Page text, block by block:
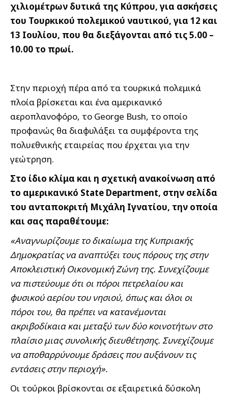
χιλιομέτρων δυτικά της Κύπρου, για ασκήσεις
του Τουρκικού πολεμικού ναυτικού, για 12 και
13 Ιουλίου, που θα διεξάγονται από τις 5.00 –
10.00 το πρωί.
Στην περιοχή πέρα από τα τουρκικά πολεμικά
πλοία βρίσκεται και ένα αμερικανικό
αεροπλανοφόρο, το George Bush, το οποίο
προφανώς θα διαφυλάξει τα συμφέροντα της
πολυεθνικής εταιρείας που έρχεται για την
γεώτρηση.
Στο ίδιο κλίμα και η σχετική ανακοίνωση από
το αμερικανικό State Department, στην σελίδα
του ανταποκριτή Μιχάλη Ιγνατίου, την οποία
και σας παραθέτουμε:
«Αναγνωρίζουμε το δικαίωμα της Κυπριακής
Δημοκρατίας να αναπτύξει τους πόρους της στην
Αποκλειστική Οικονομική Ζώνη της. Συνεχίζουμε
να πιστεύουμε ότι οι πόροι πετρελαίου και
φυσικού αερίου του νησιού, όπως και όλοι οι
πόροι του, θα πρέπει να κατανέμονται
ακριβοδίκαια και μεταξύ των δύο κοινοτήτων στο
πλαίσιο μιας συνολικής διευθέτησης. Συνεχίζουμε
να αποθαρρύνουμε δράσεις που αυξάνουν τις
εντάσεις στην περιοχή».
Οι τούρκοι βρίσκονται σε εξαιρετικά δύσκολη